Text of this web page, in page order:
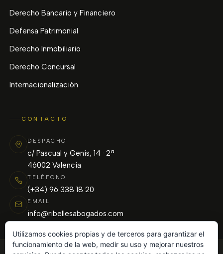
Derecho Bancario y Financiero
Defensa Patrimonial
Derecho Inmobiliario
Derecho Concursal
Internacionalización
CONTACTO
DESPACHO
c/ Pascual y Genís, 14 · 2ª
46002 Valencia
TELÉFONO
(+34) 96 338 18 20
EMAIL
info@ribellesabogados.com
Utilizamos cookies propias y de terceros para garantizar el
funcionamiento de la web, medir su uso y mejorar nuestros